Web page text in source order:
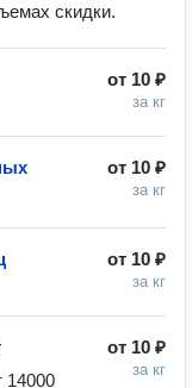
скидки.
от 10 ₽
за кг
от 10 ₽
за кг
от 10 ₽
за кг
от 10 ₽
за кг
14000